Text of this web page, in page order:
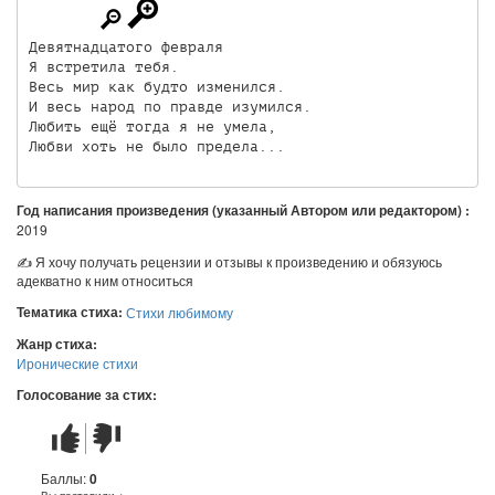
Девятнадцатого февраля
Я встретила тебя.
Весь мир как будто изменился.
И весь народ по правде изумился.
Любить ещё тогда я не умела,
Любви хоть не было предела...
Год написания произведения (указанный Автором или редактором) :
2019
✍ Я хочу получать рецензии и отзывы к произведению и обязуюсь
адекватно к ним относиться
Тематика стиха: Стихи любимому
Жанр стиха:
Иронические стихи
Голосование за стих:
Стих
понравился
Стих
не
понравился
Баллы:0